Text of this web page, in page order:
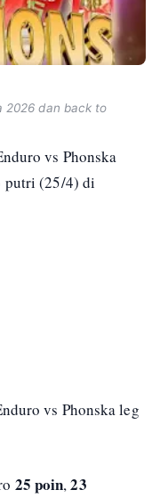
2026 dan back to
vs Phonska
putri (25/4) di
vs Phonska leg
25 poin,23